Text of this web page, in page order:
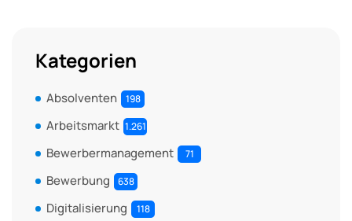
Kategorien
Absolventen 198
Arbeitsmarkt 1.261
Bewerbermanagement 71
Bewerbung 638
Digitalisierung 118